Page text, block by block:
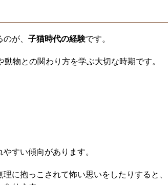
が、 子猫時代の経験です。
物との関わり方を学ぶ大切な時期です。
すい傾向があります。
に抱っこされて怖い思いをしたりすると、